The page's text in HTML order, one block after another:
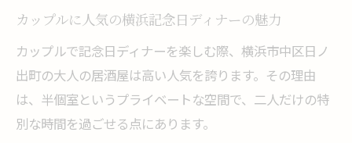
記念日にふさわしいデザート演出の楽しみ
方
予約で味わえる記念日デザートの魅力
カップルに人気の横浜記念日ディナーの魅力
カップルで記念日ディナーを楽しむ際、横浜市中区日ノ
出町の大人の居酒屋は高い人気を誇ります。その理由
は、半個室というプライベートな空間で、二人だけの特
別な時間を過ごせる点にあります。